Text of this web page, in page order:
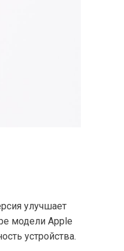
улучшает
модели Apple
устройства.